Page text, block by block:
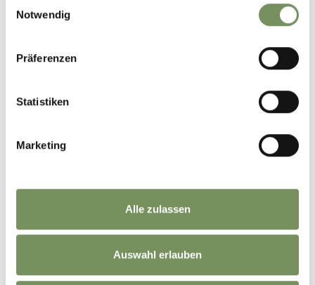
Notwendig
Präferenzen
Statistiken
Marketing
Alle zulassen
Auswahl erlauben
−